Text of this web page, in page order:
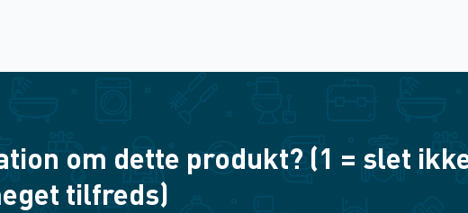
om dette produkt? (1 = slet
tilfreds)